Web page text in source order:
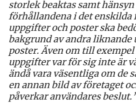
storlek beaktas samt
förhållandena i det enskilda
uppgifter och poster ska
bakgrund av andra
poster. Även om till
uppgifter var för sig inte är
ändå vara väsentliga om de
en annan bild av företaget
påverkar användares